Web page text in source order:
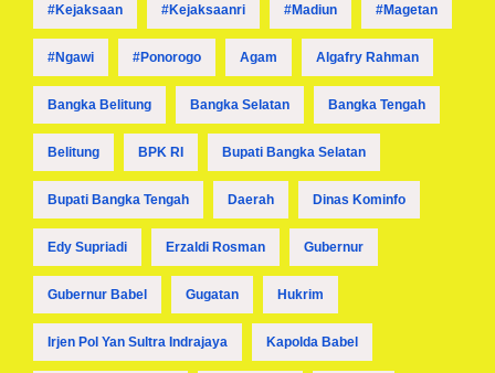
#kejaksaan #kejaksaanri #madiun #magetan
#ngawi #ponorogo Agam Algafry Rahman
Bangka Belitung Bangka Selatan Bangka Tengah
Belitung BPK RI Bupati Bangka Selatan
Bupati Bangka Tengah Daerah Dinas Kominfo
Edy Supriadi Erzaldi Rosman Gubernur
Gubernur Babel Gugatan Hukrim
Irjen Pol Yan Sultra Indrajaya Kapolda Babel